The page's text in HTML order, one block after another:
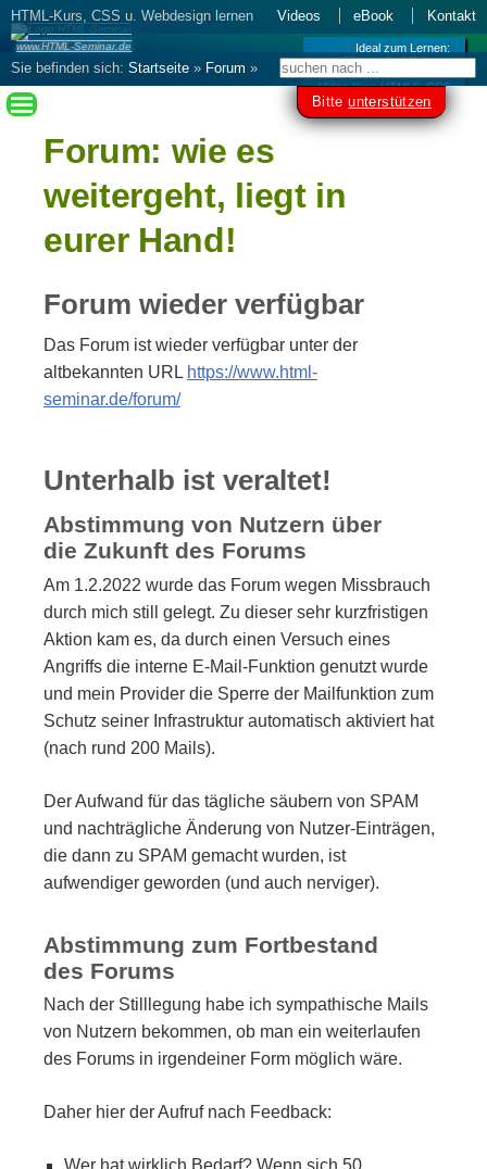
www.HTML-Seminar.de Ideal zum Lernen:
Kurs als Videos
Video-Kurs HTML5, CSS
HTML-Kurs, CSS u. Webdesign lernen Videos eBook Kontakt
Sie befinden sich: Startseite » Forum »
Forum: wie es weitergeht liegt in euer
Forum: wie es
weitergeht, liegt in
eurer Hand!
Forum wieder verfügbar
Das Forum ist wieder verfügbar unter der
altbekannten URL https://www.html-
seminar.de/forum/
Unterhalb ist veraltet!
Abstimmung von Nutzern über
die Zukunft des Forums
Am 1.2.2022 wurde das Forum wegen Missbrauch
durch mich still gelegt. Zu dieser sehr kurzfristigen
Aktion kam es, da durch einen Versuch eines
Angriffs die interne E-Mail-Funktion genutzt wurde
und mein Provider die Sperre der Mailfunktion zum
Schutz seiner Infrastruktur automatisch aktiviert hat
(nach rund 200 Mails).
Der Aufwand für das tägliche säubern von SPAM
und nachträgliche Änderung von Nutzer-Einträgen,
die dann zu SPAM gemacht wurden, ist
aufwendiger geworden (und auch nerviger).
Abstimmung zum Fortbestand
des Forums
Nach der Stilllegung habe ich sympathische Mails
von Nutzern bekommen, ob man ein weiterlaufen
des Forums in irgendeiner Form möglich wäre.
Daher hier der Aufruf nach Feedback:
Wer hat wirklich Bedarf? Wenn sich 50
Bitteunterstützen